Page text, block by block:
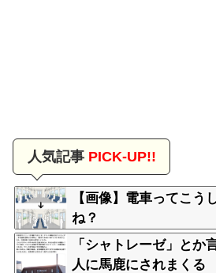
人気記事PICK-UP!!
【画像】電車ってこう
ね？
「シャトレーゼ」とか
人に馬鹿にされまくる